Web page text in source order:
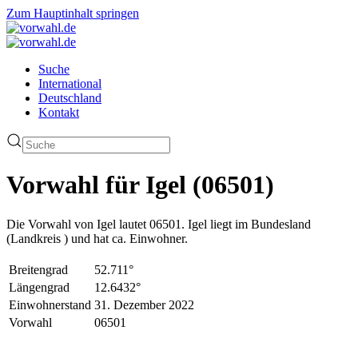
Zum Hauptinhalt springen
Suche
International
Deutschland
Kontakt
Vorwahl für Igel (06501)
Die Vorwahl von Igel lautet 06501. Igel liegt im Bundesland
(Landkreis ) und hat ca. Einwohner.
Breitengrad
52.711°
Längengrad
12.6432°
Einwohnerstand 31. Dezember 2022
Vorwahl
06501